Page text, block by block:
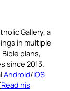
Gallery, a
in multiple
plans,
since 2013.
Android/iOS
Read his